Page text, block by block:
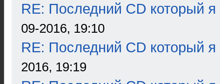
RE: Последний CD который я
09-2016, 19:10
RE: Последний CD который я
2016, 19:19